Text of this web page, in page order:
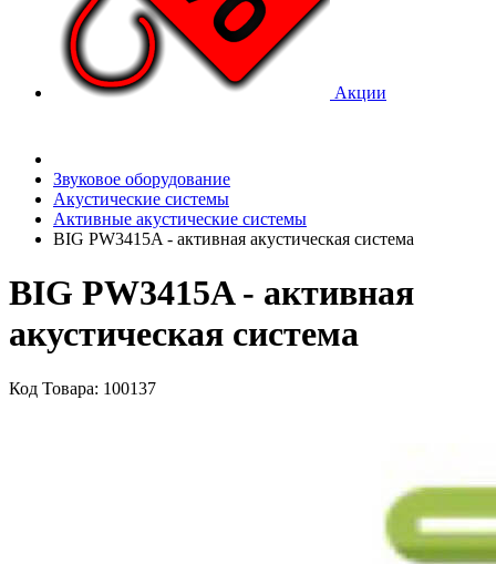
Акции
Звуковое оборудование
Акустические системы
Активные акустические системы
BIG PW3415A - активная акустическая система
BIG PW3415A - активная
акустическая система
Код Товара: 100137